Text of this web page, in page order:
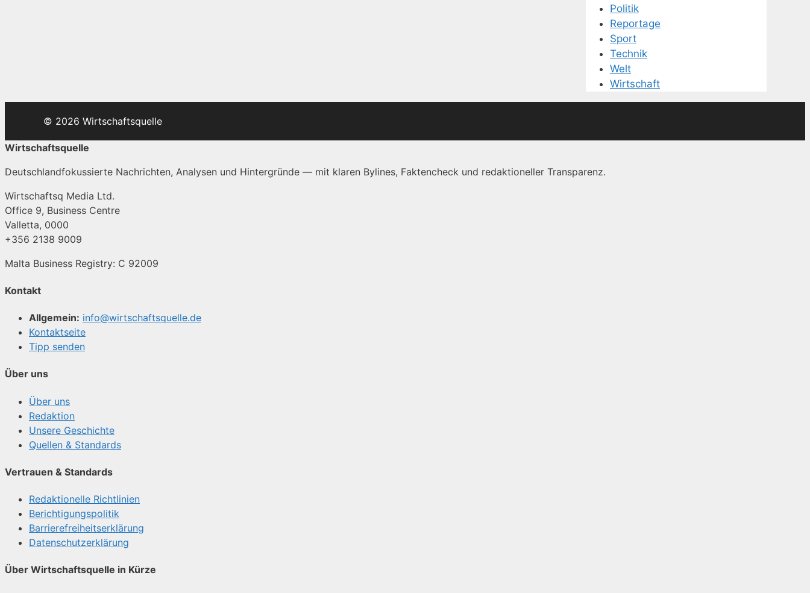
Politik
Reportage
Sport
Technik
Welt
Wirtschaft
© 2026 Wirtschaftsquelle
Wirtschaftsquelle
Deutschlandfokussierte Nachrichten, Analysen und Hintergründe — mit klaren Bylines, Faktencheck und redaktioneller Transparenz.
Wirtschaftsq Media Ltd.
Office 9, Business Centre
Valletta, 0000
+356 2138 9009
Malta Business Registry: C 92009
Kontakt
Allgemein: info@wirtschaftsquelle.de
Kontaktseite
Tipp senden
Über uns
Über uns
Redaktion
Unsere Geschichte
Quellen & Standards
Vertrauen & Standards
Redaktionelle Richtlinien
Berichtigungspolitik
Barrierefreiheitserklärung
Datenschutzerklärung
Über Wirtschaftsquelle in Kürze